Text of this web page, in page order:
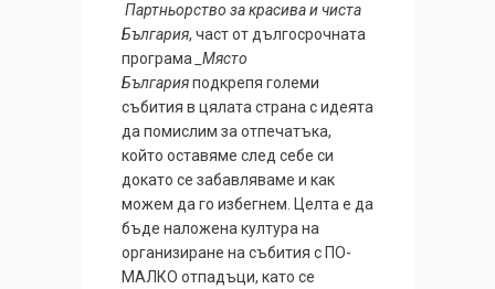
Партньорство за красива и чиста
България, част от дългосрочната
програма _Място
Българияподкрепя големи
събития в цялата страна с идеята
да помислим за отпечатъка,
който оставяме след себе си
докато се забавляваме и как
можем да го избегнем. Целта е да
бъде наложена култура на
организиране на събития с ПО-
МАЛКО отпадъци, като се